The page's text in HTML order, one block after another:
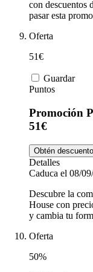
con descuentos
pasar esta
Oferta
51€
Guardar
Puntos
Promoción
51€
Obtén descuento
Detalles
Caduca el 08/
Descubre la
House con
y cambia tu
Oferta
50%